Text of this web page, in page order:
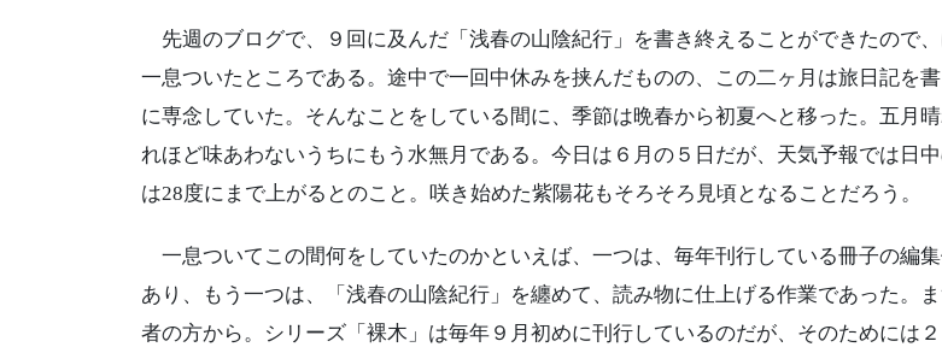
先週のブログで、９回に及んだ「浅春の山陰紀行」を書き終えることができたので、
一息ついたところである。途中で一回中休みを挟んだものの、この二ヶ月は旅日記を
に専念していた。そんなことをしている間に、季節は晩春から初夏へと移った。五月
れほど味あわないうちにもう水無月である。今日は６月の５日だが、天気予報では日
は28度にまで上がるとのこと。咲き始めた紫陽花もそろそろ見頃となることだろう。
一息ついてこの間何をしていたのかといえば、一つは、毎年刊行している冊子の編
あり、もう一つは、「浅春の山陰紀行」を纏めて、読み物に仕上げる作業であった。
者の方から。シリーズ「裸木」は毎年９月初めに刊行しているのだが、そのためには